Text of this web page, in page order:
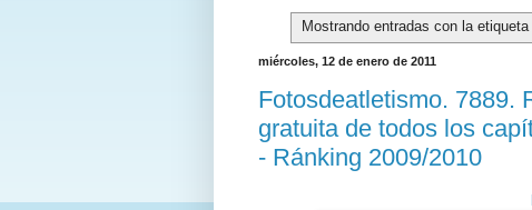
Mostrando entradas con la etiqueta
miércoles, 12 de enero de 2011
Fotosdeatletismo. 7889.
gratuita de todos los
- Ránking 2009/2010